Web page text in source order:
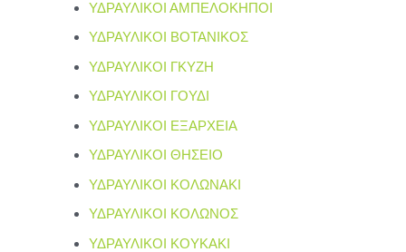
ΥΔΡΑΥΛΙΚΟΙ ΑΜΠΕΛΟΚΗΠΟΙ
ΥΔΡΑΥΛΙΚΟΙ ΒΟΤΑΝΙΚΟΣ
ΥΔΡΑΥΛΙΚΟΙ ΓΚΥΖΗ
ΥΔΡΑΥΛΙΚΟΙ ΓΟΥΔΙ
ΥΔΡΑΥΛΙΚΟΙ ΕΞΑΡΧΕΙΑ
ΥΔΡΑΥΛΙΚΟΙ ΘΗΣΕΙΟ
ΥΔΡΑΥΛΙΚΟΙ ΚΟΛΩΝΑΚΙ
ΥΔΡΑΥΛΙΚΟΙ ΚΟΛΩΝΟΣ
ΥΔΡΑΥΛΙΚΟΙ ΚΟΥΚΑΚΙ